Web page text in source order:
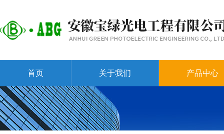
首页 关于我们 产品中心